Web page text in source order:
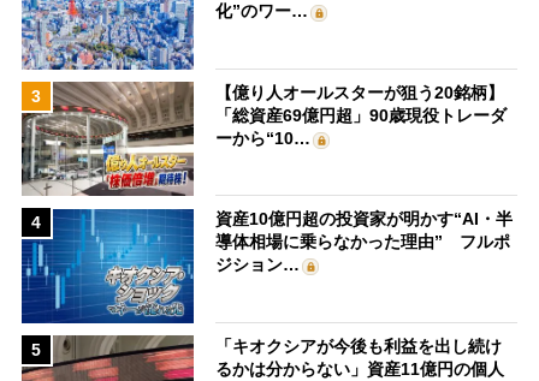
化”のワー…
3
【億り人オールスターが狙う20銘柄】
「総資産69億円超」90歳現役トレーダ
ーから“10…
4
資産10億円超の投資家が明かす“AI・半
導体相場に乗らなかった理由” フルポ
ジション…
5
「キオクシアが今後も利益を出し続け
るかは分からない」資産11億円の個人